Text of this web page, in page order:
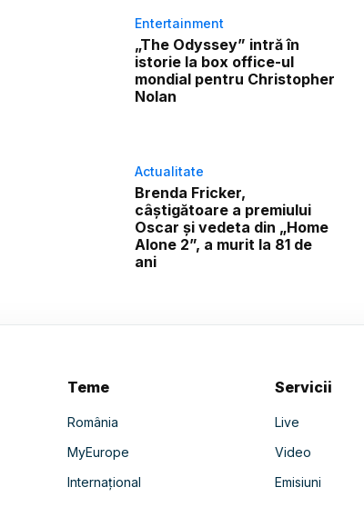
Entertainment
„The Odyssey” intră în
istorie la box office-ul
mondial pentru Christopher
Nolan
Actualitate
Brenda Fricker,
câștigătoare a premiului
Oscar și vedeta din „Home
Alone 2”, a murit la 81 de
ani
Teme
România
MyEurope
Internațional
Servicii
Live
Video
Emisiuni